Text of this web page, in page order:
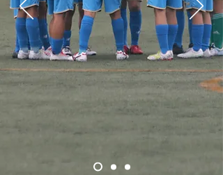
東根市を拠点にした少
年サッカーチーム